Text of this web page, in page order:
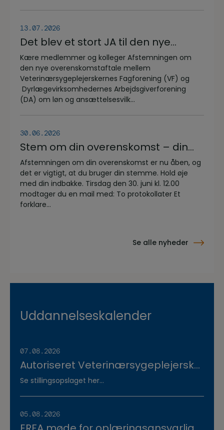
13.07.2026
Det blev et stort JA til den nye
overenskomstaftale
Kære medlemmer og kolleger Afstemningen om
den nye overenskomstaftale mellem
Veterinærsygeplejerskernes Fagforening (VF) og
Dyrlægevirksomhedernes Arbejdsgiverforening
(DA) om løn og ansættelsesvilk...
30.06.2026
Stem om din overenskomst – din
stemme er vigtig!
Afstemningen om din overenskomst er nu åben, og
det er vigtigt, at du bruger din stemme. Hold øje
med din indbakke. Tirsdag den 30. juni kl. 12.00
modtager du en mail med: To protokollater Et
forklare...
Se alle nyheder
Uddannelseskalender
07.08.2026
Autoriseret Veterinærsygeplejerske
søges til fuldtidsstilling hos
Se stillingsopslaget her...
05.08.2026